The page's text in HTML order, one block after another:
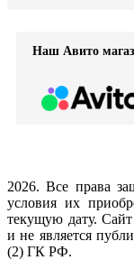
Наш Авито
2026. Все права
условия их
текущую дату.
и не является
(2) ГК РФ.